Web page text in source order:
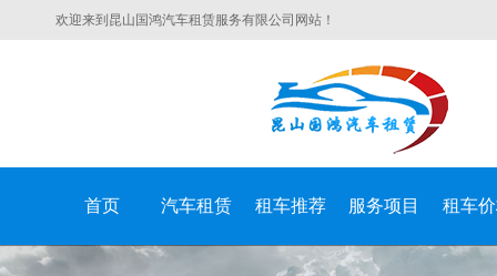
欢迎来到昆山国鸿汽车租赁服务有限公司网站！
昆山国鸿汽车租赁服务有限公司
首页 汽车租赁 租车推荐 服务项目 租车